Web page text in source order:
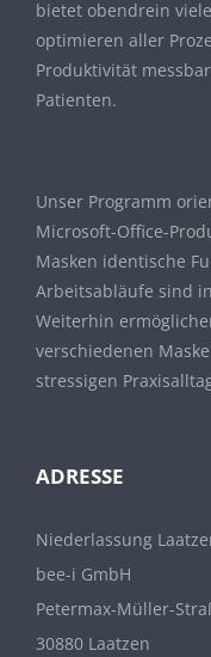
bietet obendrein
optimieren aller
Produktivität
Patienten.
Unser Programm
Microsoft-Office-
Masken identische
Arbeitsabläufe sind
Weiterhin
verschiedenen
stressigen
ADRESSE
Niederlassung
bee-i GmbH
Petermax-Müller-
30880 Laatzen